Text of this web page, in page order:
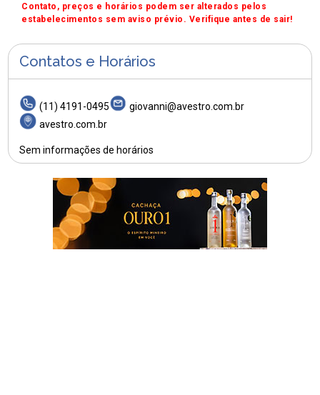
Contato, preços e horários podem ser alterados pelos
estabelecimentos sem aviso prévio. Verifique antes de sair!
Contatos e Horários
(11) 4191-0495
giovanni@avestro.com.br
avestro.com.br
Sem informações de horários